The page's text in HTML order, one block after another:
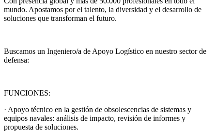
mundo. Apostamos por el talento, la diversidad y el desarrollo de
soluciones que transforman el futuro.
Buscamos un Ingeniero/a de Apoyo Logístico en nuestro sector de
defensa:
FUNCIONES:
· Apoyo técnico en la gestión de obsolescencias de sistemas y
equipos navales: análisis de impacto, revisión de informes y
propuesta de soluciones.